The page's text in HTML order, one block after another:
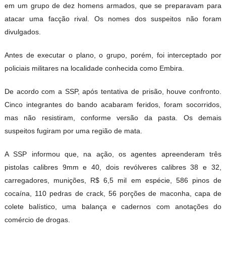
em um grupo de dez homens armados, que se preparavam para
atacar uma facção rival. Os nomes dos suspeitos não foram
divulgados.
Antes de executar o plano, o grupo, porém, foi interceptado por
policiais militares na localidade conhecida como Embira.
De acordo com a SSP, após tentativa de prisão, houve confronto.
Cinco integrantes do bando acabaram feridos, foram socorridos,
mas não resistiram, conforme versão da pasta. Os demais
suspeitos fugiram por uma região de mata.
A SSP informou que, na ação, os agentes apreenderam três
pistolas calibres 9mm e 40, dois revólveres calibres 38 e 32,
carregadores, munições, R$ 6,5 mil em espécie, 586 pinos de
cocaína, 110 pedras de crack, 56 porções de maconha, capa de
colete balístico, uma balança e cadernos com anotações do
comércio de drogas.